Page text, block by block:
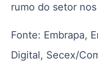
rumo do setor
Fonte: Embrapa,
Digital, Secex/